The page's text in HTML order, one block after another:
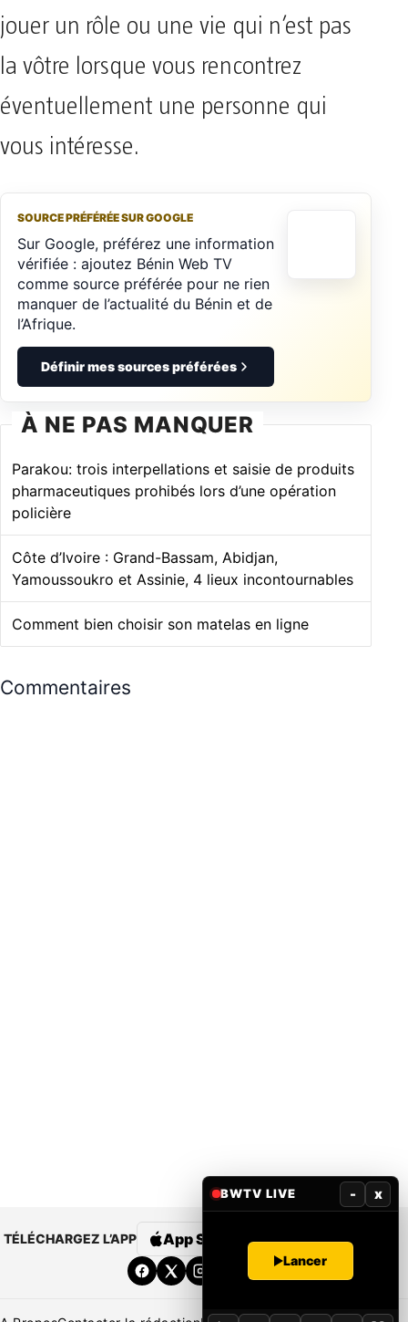
jouer un rôle ou une vie qui n’est pas
la vôtre lorsque vous rencontrez
éventuellement une personne qui
vous intéresse.
SOURCE PRÉFÉRÉE SUR GOOGLE
Sur Google, préférez une information
vérifiée : ajoutez Bénin Web TV
comme source préférée pour ne rien
manquer de l’actualité du Bénin et de
l’Afrique.
Définir mes sources préférées
À NE PAS MANQUER
Parakou: trois interpellations et saisie de produits
pharmaceutiques prohibés lors d’une opération
policière
Côte d’Ivoire : Grand-Bassam, Abidjan,
Yamoussoukro et Assinie, 4 lieux incontournables
Comment bien choisir son matelas en ligne
Commentaires
TÉLÉCHARGEZ L’APP App Store Google Play
BWTV LIVE - x
Lancer